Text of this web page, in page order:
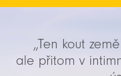
„Ten kout
ale přitom v